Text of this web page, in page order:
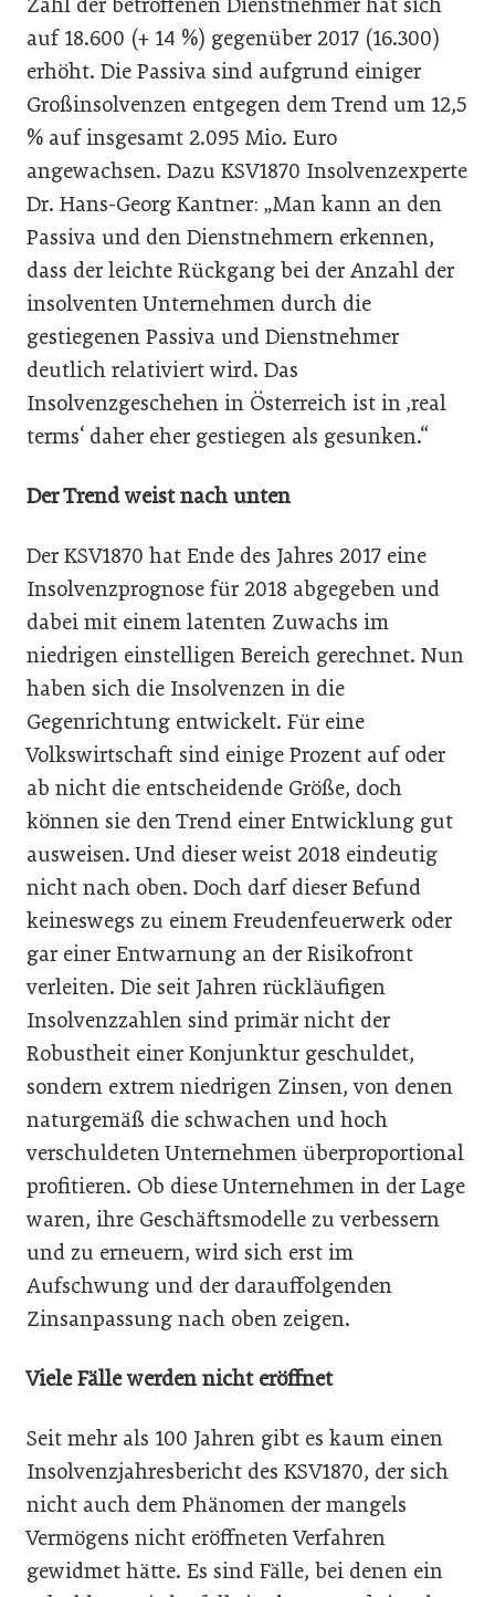
auf 18.600 (+ 14 %) gegenüber 2017 (16.300)
erhöht. Die Passiva sind aufgrund einiger
Großinsolvenzen entgegen dem Trend um 12,5
% auf insgesamt 2.095 Mio. Euro
angewachsen. Dazu KSV1870 Insolvenzexperte
Dr. Hans-Georg Kantner: „Man kann an den
Passiva und den Dienstnehmern erkennen,
dass der leichte Rückgang bei der Anzahl der
insolventen Unternehmen durch die
gestiegenen Passiva und Dienstnehmer
deutlich relativiert wird. Das
Insolvenzgeschehen in Österreich ist in ‚real
terms‘ daher eher gestiegen als gesunken.“
Der Trend weist nach unten
Der KSV1870 hat Ende des Jahres 2017 eine
Insolvenzprognose für 2018 abgegeben und
dabei mit einem latenten Zuwachs im
niedrigen einstelligen Bereich gerechnet. Nun
haben sich die Insolvenzen in die
Gegenrichtung entwickelt. Für eine
Volkswirtschaft sind einige Prozent auf oder
ab nicht die entscheidende Größe, doch
können sie den Trend einer Entwicklung gut
ausweisen. Und dieser weist 2018 eindeutig
nicht nach oben. Doch darf dieser Befund
keineswegs zu einem Freudenfeuerwerk oder
gar einer Entwarnung an der Risikofront
verleiten. Die seit Jahren rückläufigen
Insolvenzzahlen sind primär nicht der
Robustheit einer Konjunktur geschuldet,
sondern extrem niedrigen Zinsen, von denen
naturgemäß die schwachen und hoch
verschuldeten Unternehmen überproportional
profitieren. Ob diese Unternehmen in der Lage
waren, ihre Geschäftsmodelle zu verbessern
und zu erneuern, wird sich erst im
Aufschwung und der darauffolgenden
Zinsanpassung nach oben zeigen.
Viele Fälle werden nicht eröffnet
Seit mehr als 100 Jahren gibt es kaum einen
Insolvenzjahresbericht des KSV1870, der sich
nicht auch dem Phänomen der mangels
Vermögens nicht eröffneten Verfahren
gewidmet hätte. Es sind Fälle, bei denen ein